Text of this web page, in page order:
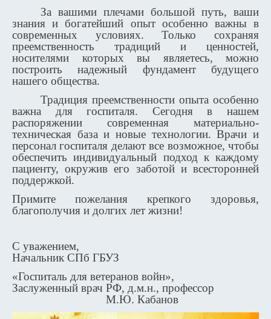
За вашими плечами большой путь, ваши
знания и богатейший опыт особенно важны в
современных условиях. Только сохраняя
преемственность традиций и ценностей,
носителями которых вы являетесь, можно
построить надежный фундамент будущего
нашего общества.
Традиция преемственности опыта особенно
важна для госпиталя. Сегодня в нашем
распоряжении современная материально-
техническая база и новые технологии. Врачи и
персонал госпиталя делают все возможное, чтобы
обеспечить индивидуальный подход к каждому
пациенту, окружив его заботой и всесторонней
поддержкой.
Примите пожелания крепкого здоровья,
благополучия и долгих лет жизни!
С уважением,
Начальник СПб ГБУЗ
«Госпиталь для ветеранов войн»,
Заслуженный врач РФ, д.м.н., профессор
М.Ю. Кабанов